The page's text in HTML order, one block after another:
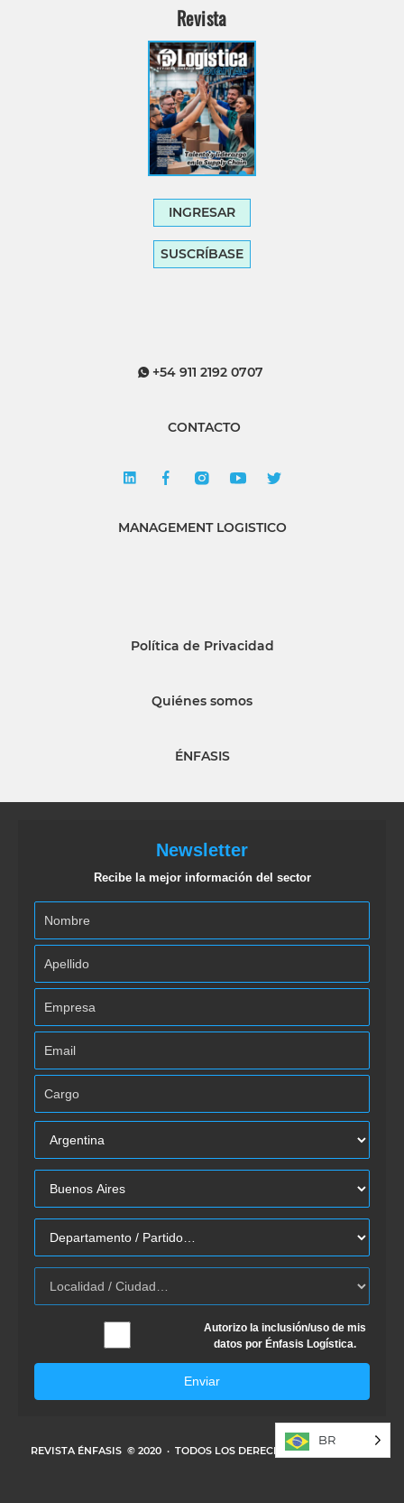
Revista
INGRESAR
SUSCRÍBASE
+54 911 2192 0707
CONTACTO
MANAGEMENT LOGISTICO
Política de Privacidad
Quiénes somos
ÉNFASIS
Newsletter
Recibe la mejor información del sector
Autorizo la inclusión/uso de mis
datos por Énfasis Logística.
Enviar
REVISTA ÉNFASIS © 2020 · TODOS LOS DERECHOS RESERVADOS
BR